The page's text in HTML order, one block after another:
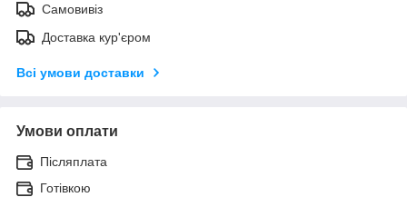
Самовивіз
Доставка кур'єром
Всі умови доставки
Умови оплати
Післяплата
Готівкою